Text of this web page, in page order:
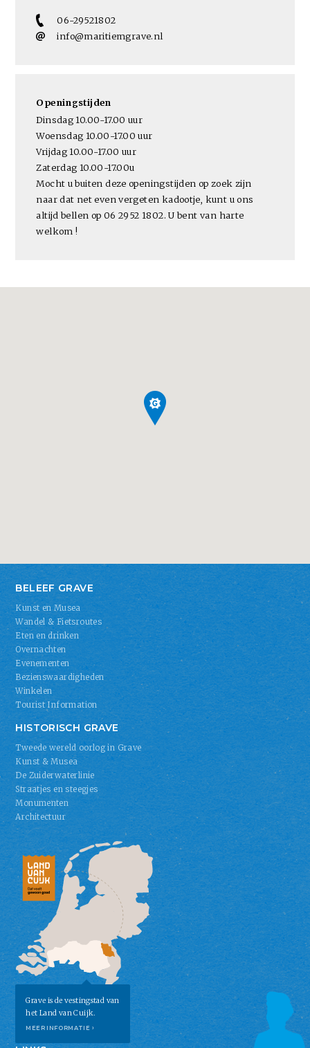
06-29521802
info@maritiemgrave.nl
Openingstijden
Dinsdag 10.00-17.00 uur
Woensdag 10.00-17.00 uur
Vrijdag 10.00-17.00 uur
Zaterdag 10.00-17.00u
Mocht u buiten deze openingstijden op zoek zijn
naar dat net even vergeten kadootje, kunt u ons
altijd bellen op 06 2952 1802. U bent van harte
welkom !
BELEEF GRAVE
Kunst en Musea
Wandel & Fietsroutes
Eten en drinken
Overnachten
Evenementen
Bezienswaardigheden
Winkelen
Tourist Information
HISTORISCH GRAVE
Tweede wereld oorlog in Grave
Kunst & Musea
De Zuiderwaterlinie
Straatjes en steegjes
Monumenten
Architectuur
Grave is de vestingstad van
het Land van Cuijk.
MEER INFORMATIE ›